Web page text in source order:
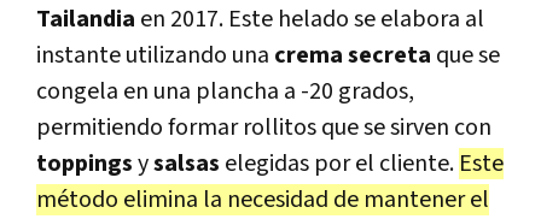
Tailandia en 2017. Este helado se elabora al
instante utilizando una crema secreta que se
congela en una plancha a -20 grados,
permitiendo formar rollitos que se sirven con
toppingsysalsas elegidas por el cliente. Este
método elimina la necesidad de mantener el